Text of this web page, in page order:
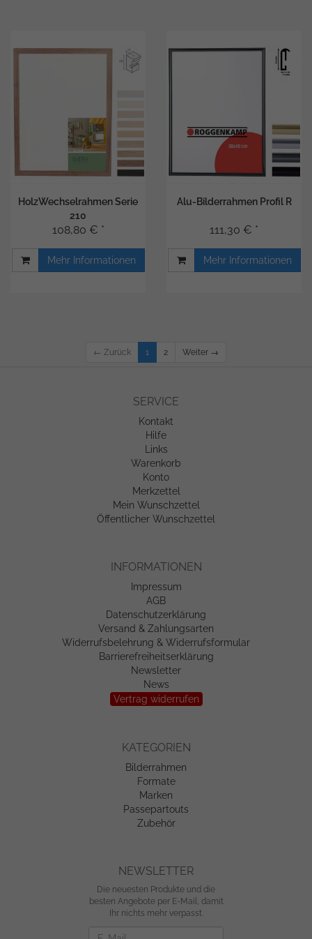
HolzWechselrahmen Serie
210
108,80 € *
Mehr Informationen
Alu-Bilderrahmen Profil R
111,30 € *
Mehr Informationen
← Zurück 1 2 Weiter →
SERVICE
Kontakt
Hilfe
Links
Warenkorb
Konto
Merkzettel
Mein Wunschzettel
Öffentlicher Wunschzettel
INFORMATIONEN
Impressum
AGB
Datenschutzerklärung
Versand & Zahlungsarten
Widerrufsbelehrung & Widerrufsformular
Barrierefreiheitserklärung
Newsletter
News
Vertrag widerrufen
KATEGORIEN
Bilderrahmen
Formate
Marken
Passepartouts
Zubehör
NEWSLETTER
Die neuesten Produkte und die
besten Angebote per E-Mail, damit
Ihr nichts mehr verpasst.